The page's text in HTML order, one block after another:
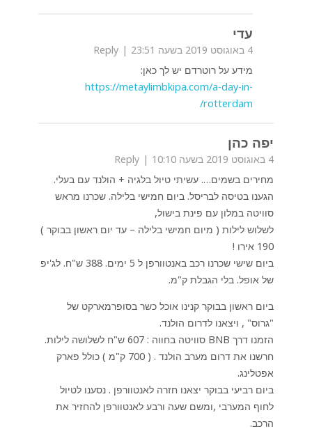
עדי
4 באוגוסט 2019 בשעה 23:51
Reply
מידע על רוטרדם יש לך כאן:
https://metaylimbkipa.com/a-day-in-
rotterdam/
יפה כהן
4 באוגוסט 2019 בשעה 10:10
Reply
מחירים בשמים…. עשיתי טיול בלגיה + הולנד עם בעלי.
הגענו בטיסה לבריסל. ביום חמישי בלילה. שכרנו מראש
סוויטה במלון עם פינת בישול,
לשלוש לילות ( מיום חמישי בלילה – עד יום ראשון בבוקר )
190 אירו !
ביום שישי שכרנו רכב באנטוורפן ל 5 ימים. 388 ש"ח. לג'יפ
של אופל. בלי הגבלת ק"מ.
ביום ראשון בבוקר קנינו אוכל כשר בסופרמארקט של
"גרוס" , ויצאנו לדרום הולנד.
הזמנו דרך BNB סוויטה בחווה : 607 ש"ח לשלושה לילות.
חרשנו את דרום מערב הולנד . ( 700 ק"מ ) כולל פארק
אפטלינג.
ביום רביעי בבוקר יצאנו חזרה לאנטוורפן . נסענו לטיול
לחוף המערבי ,ומשם שעה ורבע לאנטוורפן להחזיר את
הרכב.